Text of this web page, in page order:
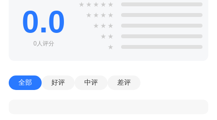
0.0
0人评分
★ ★ ★ ★ ★
★ ★ ★ ★
★ ★ ★
★ ★
★
全部 好评 中评 差评